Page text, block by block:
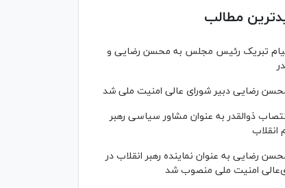
مطالب
تبریک رئیس مجلس به محسن رضایی و
رضایی دبیر شورای عالی امنیت ملی شد
ذوالقدر به عنوان مشاور سیاسی رهبر
انقلاب
رضایی به عنوان نماینده رهبر انقلاب در
امنیت ملی منصوب شد